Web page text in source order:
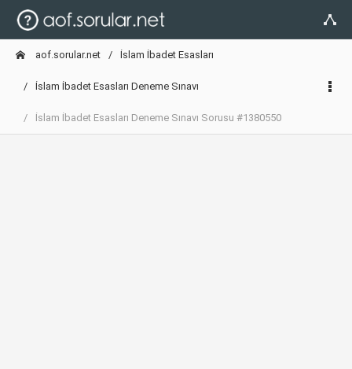
aof.sorular.net İslam İbadet Esasları
İslam İbadet Esasları Deneme Sınavı
İslam İbadet Esasları Deneme Sınavı Sorusu #1380550